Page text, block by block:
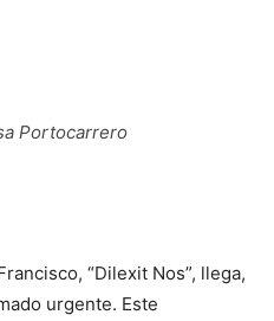
Portocarrero
“Dilexit Nos”, llega,
urgente. Este